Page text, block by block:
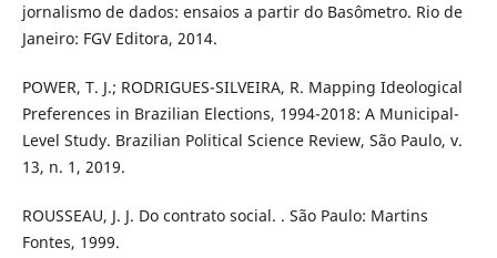
jornalismo de dados: ensaios a partir do Basômetro. Rio de
Janeiro: FGV Editora, 2014.
POWER, T. J.; RODRIGUES-SILVEIRA, R. Mapping Ideological
Preferences in Brazilian Elections, 1994-2018: A Municipal-
Level Study. Brazilian Political Science Review, São Paulo, v.
13, n. 1, 2019.
ROUSSEAU, J. J. Do contrato social. . São Paulo: Martins
Fontes, 1999.